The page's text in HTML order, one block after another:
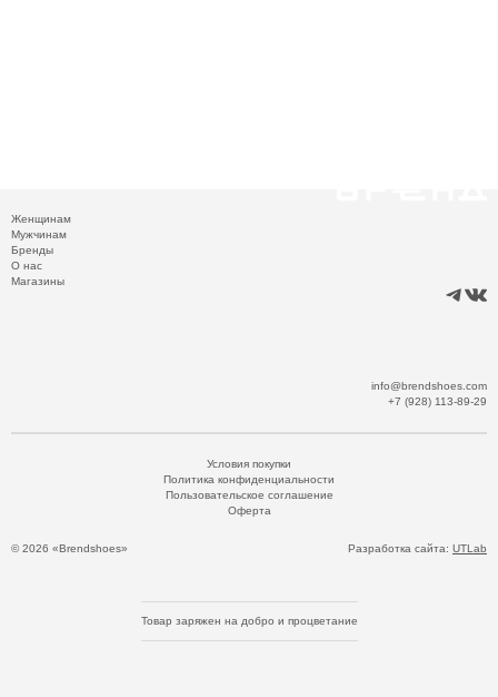
Женщинам
Мужчинам
Бренды
О нас
Магазины
info@brendshoes.com
+7 (928) 113-89-29
© 2026 «Brendshoes»
Условия покупки
Политика конфиденциальности
Пользовательское соглашение
Оферта
Разработка сайта: UTLab
Товар заряжен на добро и процветание